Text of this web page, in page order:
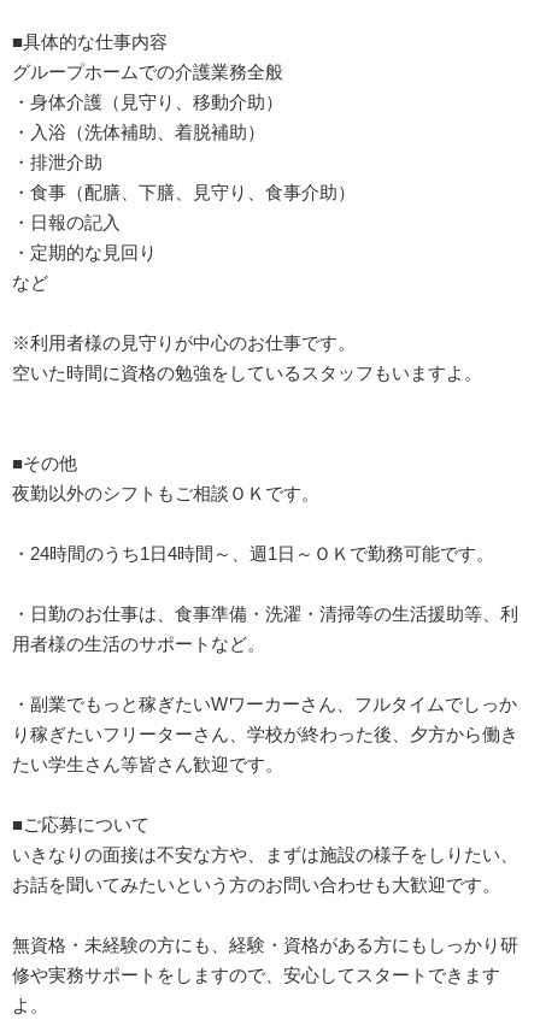
■具体的な仕事内容
グループホームでの介護業務全般
・身体介護（見守り、移動介助）
・入浴（洗体補助、着脱補助）
・排泄介助
・食事（配膳、下膳、見守り、食事介助）
・日報の記入
・定期的な見回り
など
※利用者様の見守りが中心のお仕事です。
空いた時間に資格の勉強をしているスタッフもいますよ。
■その他
夜勤以外のシフトもご相談ＯＫです。
・24時間のうち1日4時間～、週1日～ＯＫで勤務可能です。
・日勤のお仕事は、食事準備・洗濯・清掃等の生活援助等、利
用者様の生活のサポートなど。
・副業でもっと稼ぎたいWワーカーさん、フルタイムでしっか
り稼ぎたいフリーターさん、学校が終わった後、夕方から働き
たい学生さん等皆さん歓迎です。
■ご応募について
いきなりの面接は不安な方や、まずは施設の様子をしりたい、
お話を聞いてみたいという方のお問い合わせも大歓迎です。
無資格・未経験の方にも、経験・資格がある方にもしっかり研
修や実務サポートをしますので、安心してスタートできます
よ。